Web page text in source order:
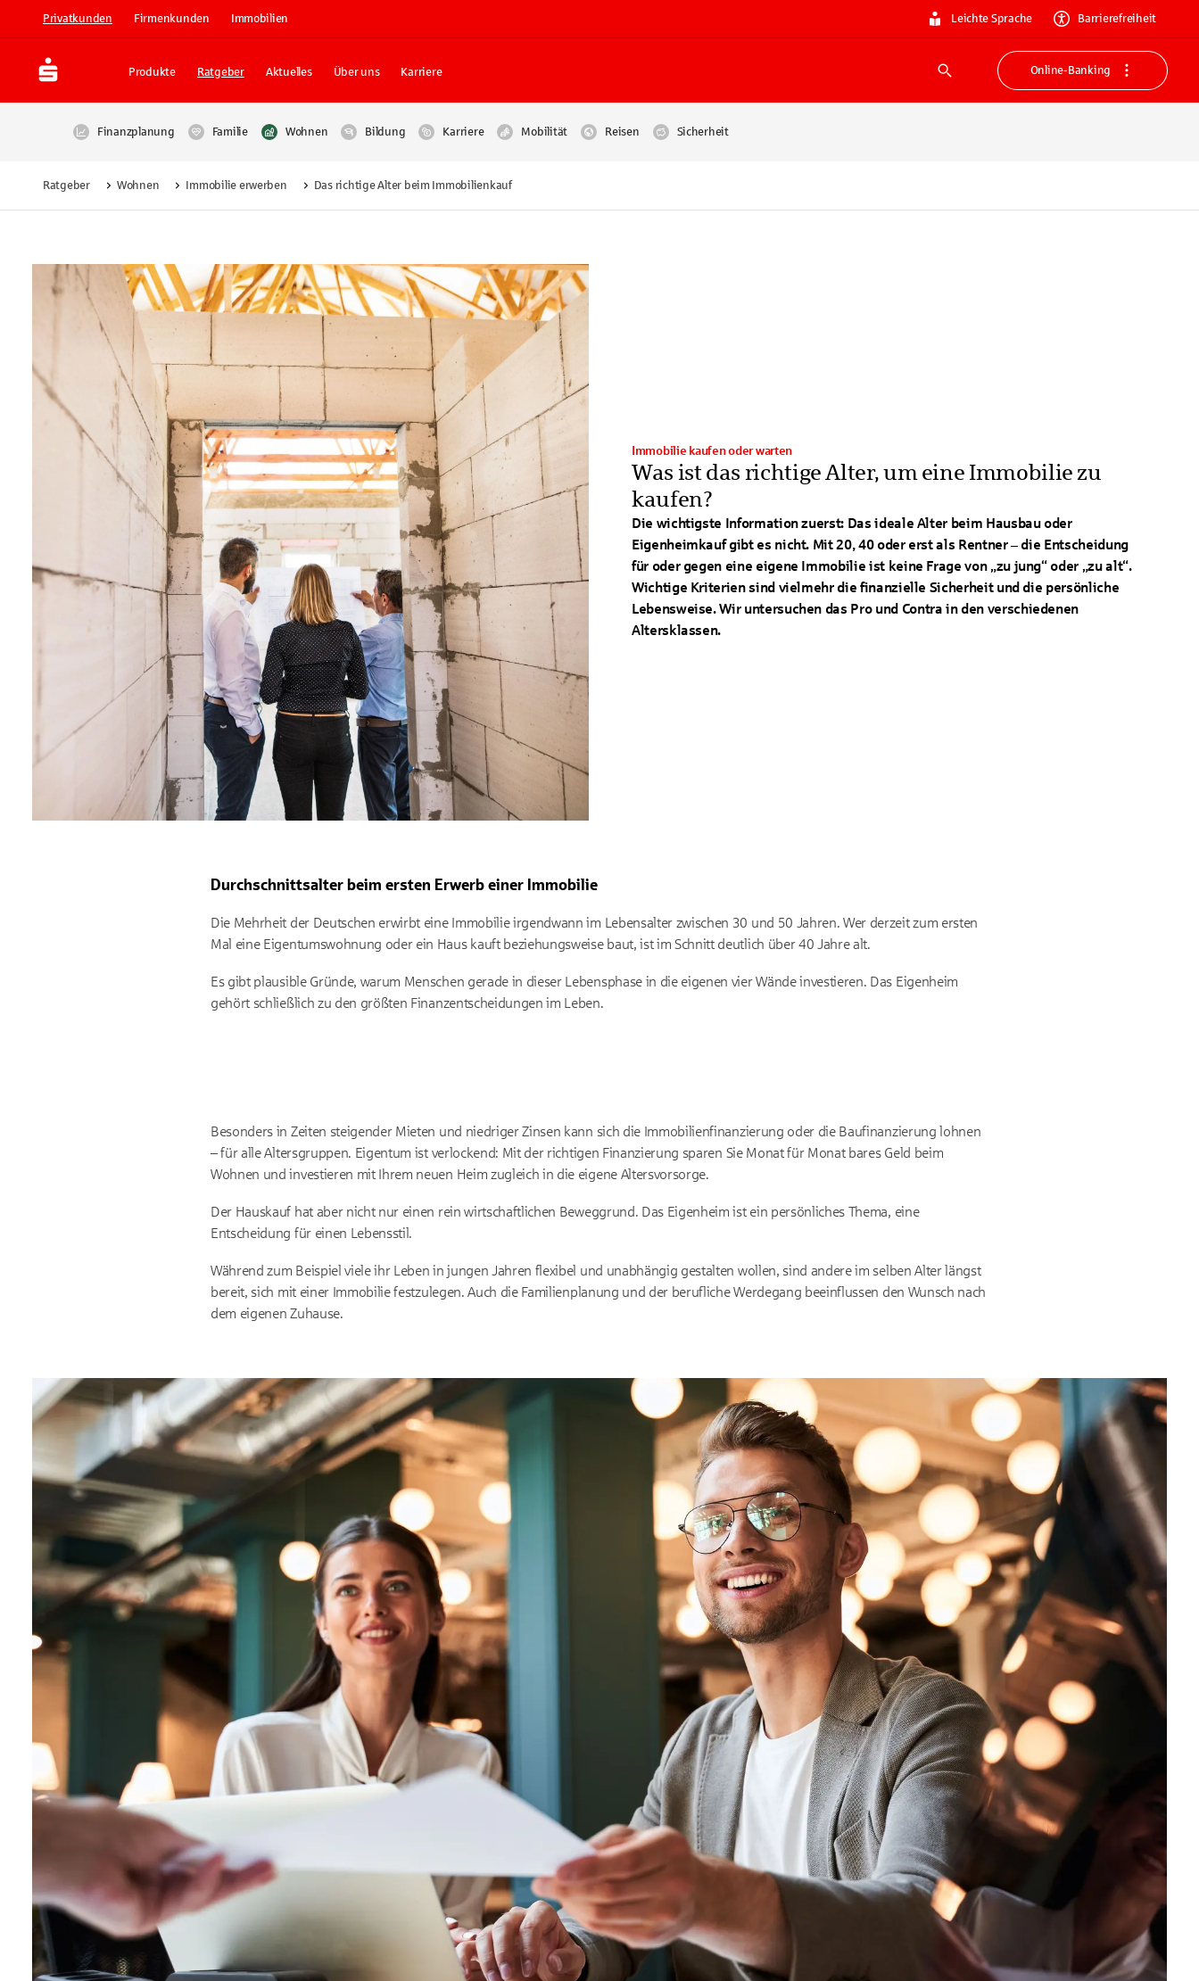
Privatkunden Firmenkunden Immobilien Leichte Sprache Barrierefreiheit
Produkte Ratgeber Aktuelles Über uns Karriere
Suche
Online-Banking
Finanzplanung Familie Wohnen Bildung Karriere Mobilität Reisen Sicherheit
Ratgeber Wohnen Immobilie erwerben Das richtige Alter beim Immobilienkauf
Was ist das richtige Alter, um eine Immobilie zu
kaufen?
Immobilie kaufen oder warten
Die wichtigste Information zuerst: Das ideale Alter beim Hausbau oder
Eigenheimkauf gibt es nicht. Mit 20, 40 oder erst als Rentner – die Entscheidung
für oder gegen eine eigene Immobilie ist keine Frage von „zu jung“ oder „zu alt“.
Wichtige Kriterien sind vielmehr die finanzielle Sicherheit und die persönliche
Lebensweise. Wir untersuchen das Pro und Contra in den verschiedenen
Altersklassen.
Durchschnittsalter beim ersten Erwerb einer Immobilie
Die Mehrheit der Deutschen erwirbt eine Immobilie irgendwann im Lebensalter zwischen 30 und 50 Jahren. Wer derzeit zum ersten
Mal eine Eigentumswohnung oder ein Haus kauft beziehungsweise baut, ist im Schnitt deutlich über 40 Jahre alt.
Es gibt plausible Gründe, warum Menschen gerade in dieser Lebensphase in die eigenen vier Wände investieren. Das Eigenheim
gehört schließlich zu den größten Finanzentscheidungen im Leben.
Besonders in Zeiten steigender Mieten und niedriger Zinsen kann sich die Immobilienfinanzierung oder die Baufinanzierung lohnen
– für alle Altersgruppen. Eigentum ist verlockend: Mit der richtigen Finanzierung sparen Sie Monat für Monat bares Geld beim
Wohnen und investieren mit Ihrem neuen Heim zugleich in die eigene Altersvorsorge.
Der Hauskauf hat aber nicht nur einen rein wirtschaftlichen Beweggrund. Das Eigenheim ist ein persönliches Thema, eine
Entscheidung für einen Lebensstil.
Während zum Beispiel viele ihr Leben in jungen Jahren flexibel und unabhängig gestalten wollen, sind andere im selben Alter längst
bereit, sich mit einer Immobilie festzulegen. Auch die Familienplanung und der berufliche Werdegang beeinflussen den Wunsch nach
dem eigenen Zuhause.